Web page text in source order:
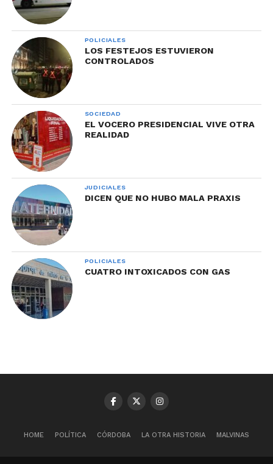
POLICIALES
LOS FESTEJOS ESTUVIERON
CONTROLADOS
SOCIEDAD
EL VOCERO PRESIDENCIAL VIVE OTRA
REALIDAD
JUDICIALES
DICEN QUE NO HUBO MALA PRAXIS
POLICIALES
CUATRO INTOXICADOS CON GAS
HOME POLÍTICA CÓRDOBA LA OTRA HISTORIA MALVINAS